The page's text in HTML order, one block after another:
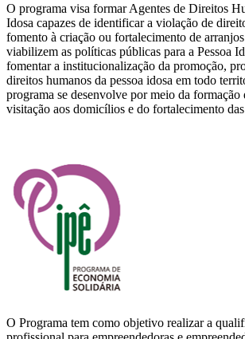
O programa visa formar Agentes de Direitos
Idosa capazes de identificar a violação de
fomento à criação ou fortalecimento de
viabilizem as políticas públicas para a Pessoa
fomentar a institucionalização da promoção,
direitos humanos da pessoa idosa em todo
programa se desenvolve por meio da formação
visitação aos domicílios e do fortalecimento
O Programa tem como objetivo realizar a